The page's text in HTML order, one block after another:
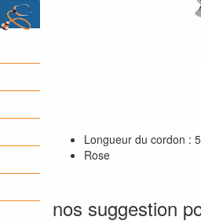
Longueur du cordon :
Rose
nos suggestion